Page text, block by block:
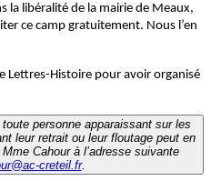
la libéralité de la mairie de Meaux,
ce camp gratuitement. Nous l’en
Lettres-Histoire pour avoir organisé
personne apparaissant sur les
leur retrait ou leur floutage peut en
Cahour à l’adresse suivante
creteil.fr.